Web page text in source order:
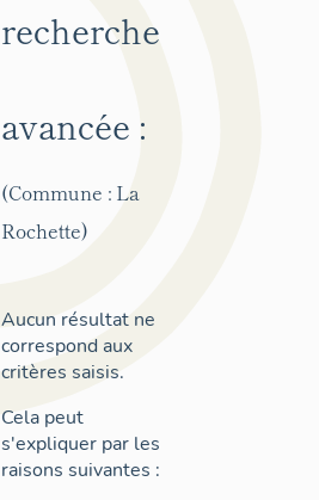
recherche
avancée :
(Commune : La
Rochette)
Aucun résultat ne
correspond aux
critères saisis.
Cela peut
s'expliquer par les
raisons suivantes :